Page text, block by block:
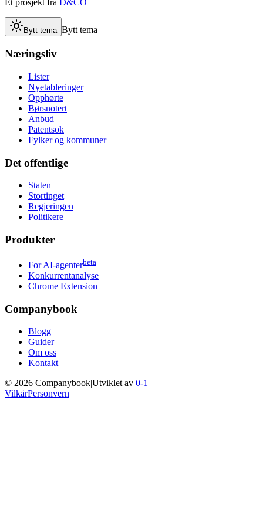
Et prosjekt fra D&CO
Bytt tema Bytt tema
Næringsliv
Lister
Nyetableringer
Opphørte
Børsnotert
Anbud
Patentsok
Fylker og kommuner
Det offentlige
Staten
Stortinget
Regjeringen
Politikere
Produkter
For AI-agenterbeta
Konkurrentanalyse
Chrome Extension
Companybook
Blogg
Guider
Om oss
Kontakt
© 2026 CompanybookUtviklet av 0-1
VilkårPersonvern